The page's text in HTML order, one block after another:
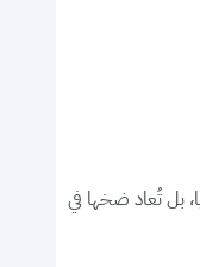
بل تُعاد ضخها في